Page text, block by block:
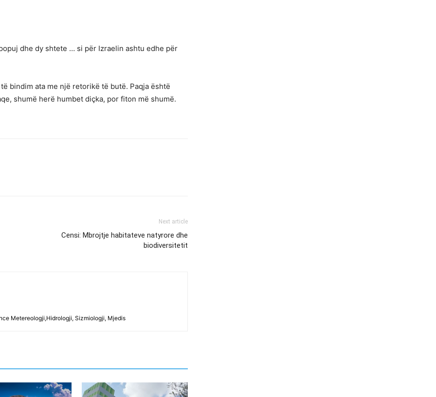
dhe dy shtete … si për Izraelin ashtu edhe për
bindim ata me një retorikë të butë. Paqja është
shumë herë humbet diçka, por fiton më shumë.
Next article
Censi: Mbrojtje habitateve natyrore dhe
biodiversitetit
Metereologji,Hidrologji, Sizmiologji, Mjedis